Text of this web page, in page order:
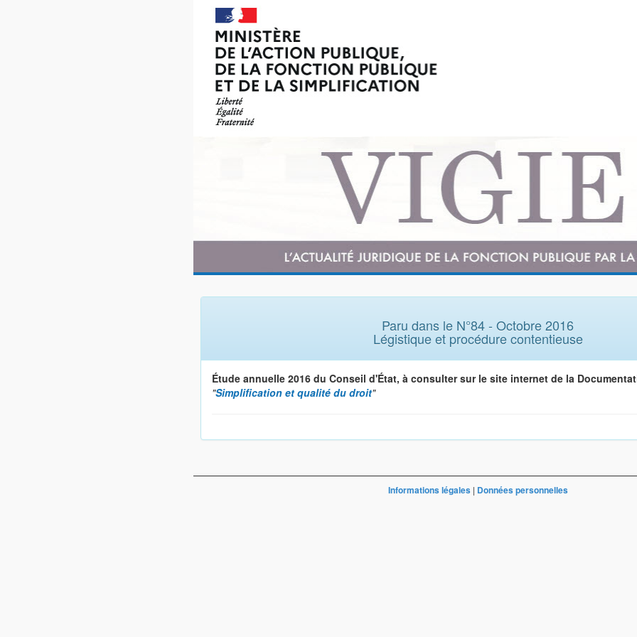
Paru dans le N°84 - Octobre 2016
Légistique et procédure contentieuse
Étude annuelle 2016 du Conseil d'État, à consulter sur le site internet de la
"Simplification et qualité du droit"
Informations légales| Données personnelles